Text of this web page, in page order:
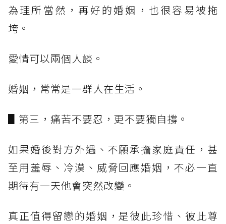
為理所當然，再好的婚姻，也很容易被拖
垮。
愛情可以兩個人談。
婚姻，常常是一群人在生活。
▋第三，痛苦不要忍，更不要獨自撐。
如果婚後對方外遇、不願承擔家庭責任，甚
至用羞辱、冷漠、威脅回應婚姻，不必一直
期待有一天他會突然改變。
真正值得留戀的婚姻，是彼此珍惜、彼此尊